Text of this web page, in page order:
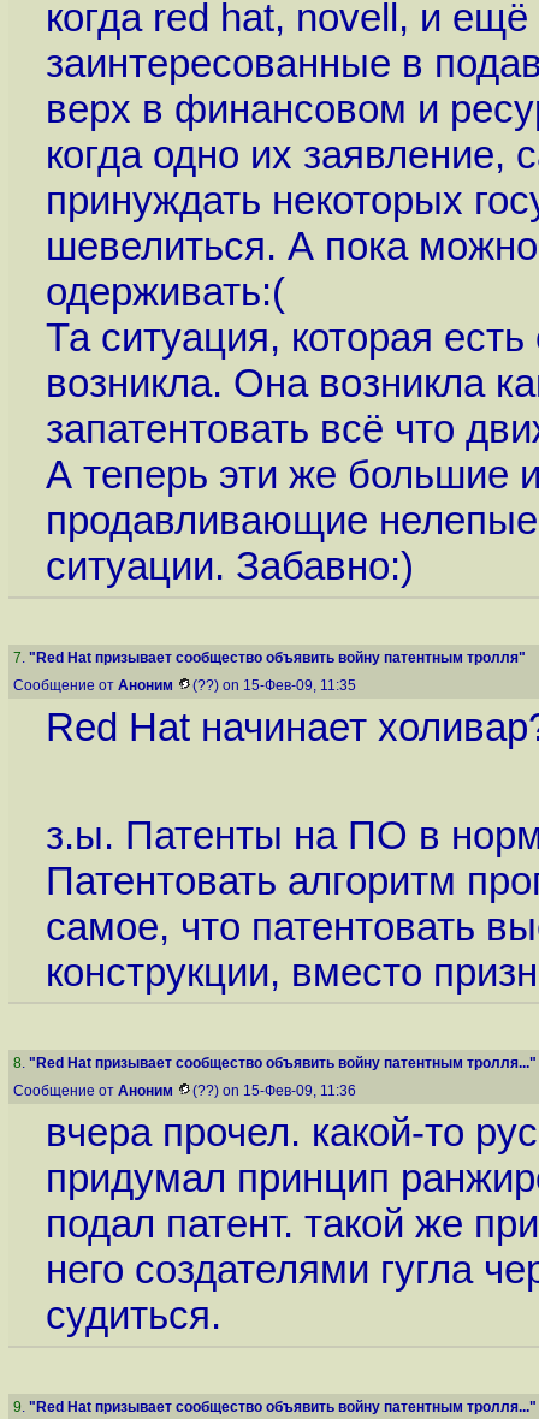
когда red hat, novell, и ещё
заинтересованные в
верх в финансовом и
когда одно их заявление,
принуждать некоторых
шевелиться. А пока
одерживать:(
Та ситуация, которая
возникла. Она возникла
запатентовать всё что
А теперь эти же большие
продавливающие
ситуации. Забавно:)
7. "Red Hat призывает сообщество объявить войну патентным тролля"
Сообщение от Аноним (??) on 15-Фев-09, 11:35
Red Hat начинает
з.ы. Патенты на ПО в
Патентовать алгоритм
самое, что патентовать
конструкции, вместо
8. "Red Hat призывает сообщество объявить войну патентным тролля..."
Сообщение от Аноним (??) on 15-Фев-09, 11:36
вчера прочел. какой-то
придумал принцип
подал патент. такой же
него создателями гугла
судиться.
9. "Red Hat призывает сообщество объявить войну патентным тролля..."